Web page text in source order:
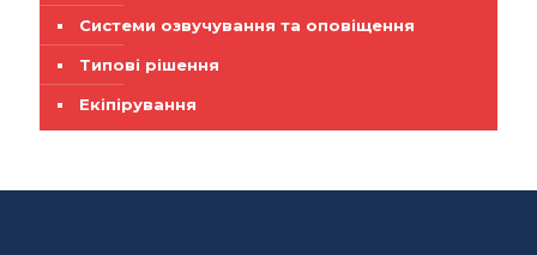
Системи озвучування та оповіщення
Типові рішення
Екіпірування